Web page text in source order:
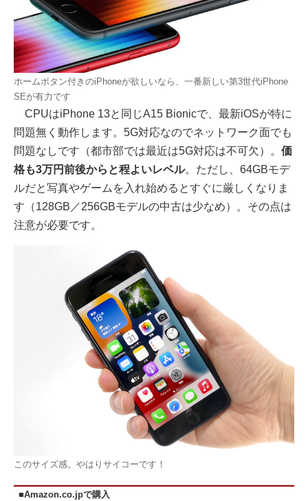
ホームボタン付きのiPhoneが欲しいなら、一番新しい第3世代iPhone
SEが有力です
CPUはiPhone 13と同じA15 Bionicで、最新iOSが特に
問題無く動作します。5G対応なのでネットワーク面でも
問題なしです（都市部では最近は5G対応は不可欠）。 価
格も3万円前後からと程よいレベル。ただし、64GBモデ
ルだと写真やゲームを入れ始めるとすぐに厳しくなりま
す（128GB／256GBモデルの中古は少なめ）。その点は
注意が必要です。
このサイズ感。やはりサイコーです！
■Amazon.co.jpで購入